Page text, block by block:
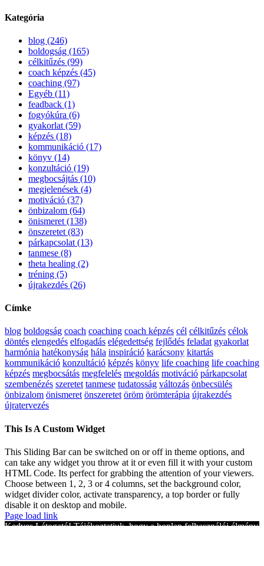
Kategória
blog (246)
boldogság (165)
célkitűzés (99)
coach képzés (45)
coaching (97)
Egyéb (11)
feadback (1)
fogyókúra (6)
gyakorlat (59)
képzés (18)
kommunikáció (17)
könyv (14)
konzultáció (19)
megbocsájtás (10)
megjelenések (4)
motiváció (37)
önbizalom (64)
önismeret (138)
önszeretet (83)
párkapcsolat (13)
tanmese (8)
theta healing (2)
tréning (5)
újrakezdés (26)
Címke
blog boldogság coach coaching coach képzés cél célkitűzés célok
döntés elengedés elfogadás elégedettség fejlődés feladat gyakorlat
harmónia hatékonyság hála inspiráció karácsony kitartás
kommunikáció konzultáció képzés könyv life coaching life coaching
képzés megbocsátás megfelelés megoldás motiváció párkapcsolat
szembenézés szeretet tanmese tudatosság változás önbecsülés
önbizalom önismeret önszeretet öröm örömterápia újrakezdés
újratervezés
This Is A Custom Widget
This Sliding Bar can be switched on or off in theme options, and
can take any widget you throw at it or even fill it with your custom
HTML Code. Its perfect for grabbing the attention of your viewers.
Choose between 1, 2, 3 or 4 columns, set the background color,
widget divider color, activate transparency, a top border or fully
disable it on desktop and mobile.
Page load link
Kedves Látogató! Tájékoztatjuk, hogy a honlap felhasználói élmény